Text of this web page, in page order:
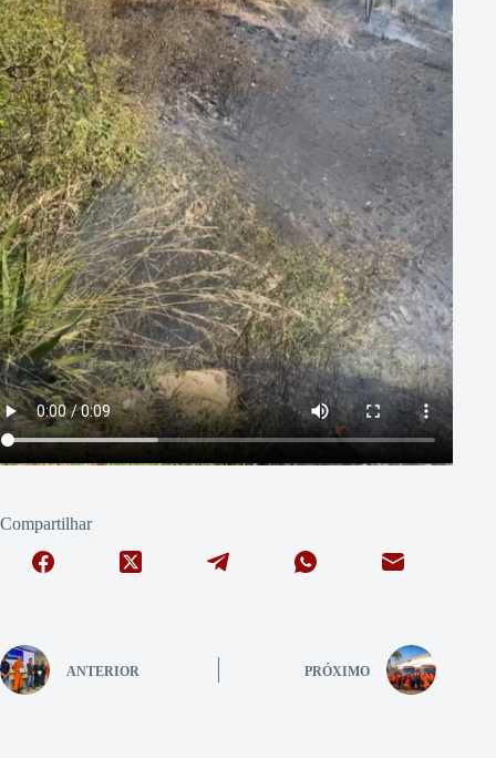
Compartilhar
ANTERIOR PRÓXIMO